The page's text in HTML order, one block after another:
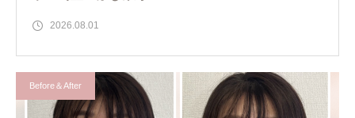
2026.08.01
Before＆After